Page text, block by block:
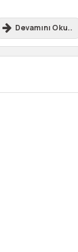
Devamını Oku..